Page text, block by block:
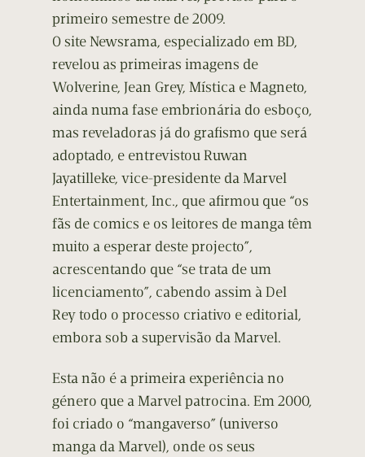
primeiro semestre de 2009.
O site Newsrama, especializado em BD,
revelou as primeiras imagens de
Wolverine, Jean Grey, Mística e Magneto,
ainda numa fase embrionária do esboço,
mas reveladoras já do grafismo que será
adoptado, e entrevistou Ruwan
Jayatilleke, vice-presidente da Marvel
Entertainment, Inc., que afirmou que “os
fãs de comics e os leitores de manga têm
muito a esperar deste projecto”,
acrescentando que “se trata de um
licenciamento”, cabendo assim à Del
Rey todo o processo criativo e editorial,
embora sob a supervisão da Marvel.
Esta não é a primeira experiência no
género que a Marvel patrocina. Em 2000,
foi criado o “mangaverso” (universo
manga da Marvel), onde os seus